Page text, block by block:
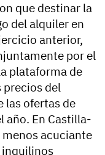
que destinar la
del alquiler en
anterior,
por el
plataforma de
precios del
las ofertas de
año. En Castilla-
acuciante
inquilinos